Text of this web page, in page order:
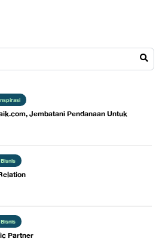
Jembatani Pendanaan Untuk
Partner